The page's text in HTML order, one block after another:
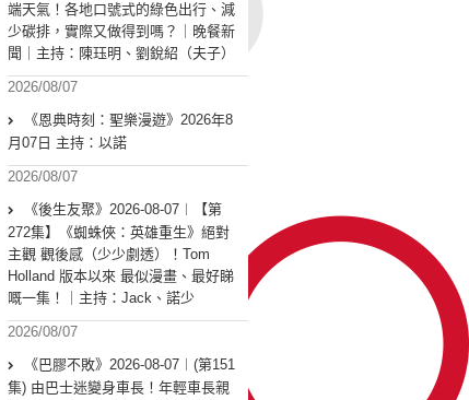
端天氣！各地口號式的綠色出行、減
少碳排，實際又做得到嗎？｜晚餐新
聞｜主持：陳珏明、劉銳紹（夫子）
2026/08/07
《恩典時刻：聖樂漫遊》2026年8
月07日 主持：以諾
2026/08/07
《後生友聚》2026-08-07︱【第
272集】《蜘蛛俠：英雄重生》絕對
主觀 觀後感（少少劇透）！Tom
Holland 版本以來 最似漫畫、最好睇
嘅一集！｜主持：Jack、諾少
2026/08/07
《巴膠不敗》2026-08-07︱(第151
集) 由巴士迷變身車長！年輕車長親